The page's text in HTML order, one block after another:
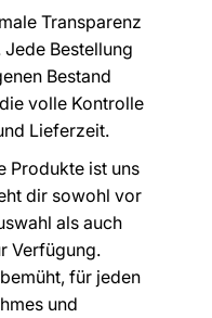
Transparenz
Bestellung
Bestand
volle Kontrolle
Lieferzeit.
Produkte ist uns
dir sowohl vor
als auch
Verfügung.
für jeden
und